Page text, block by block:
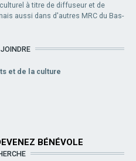
à titre de diffuseur et de
aussi dans d'autres MRC du Bas-
et de la culture
BÉNÉVOLE